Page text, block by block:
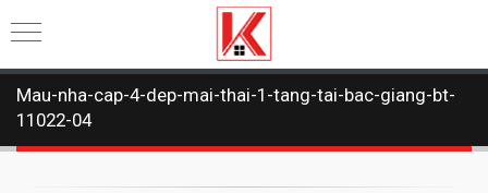
Mau-nha-cap-4-dep-mai-thai-1-tang-tai-bac-giang-bt-
11022-04